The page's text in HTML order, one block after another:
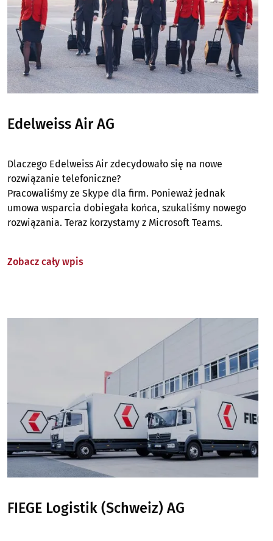
Edelweiss Air AG
Dlaczego Edelweiss Air zdecydowało się na nowe
rozwiązanie telefoniczne?
Pracowaliśmy ze Skype dla firm. Ponieważ jednak
umowa wsparcia dobiegała końca, szukaliśmy nowego
rozwiązania. Teraz korzystamy z Microsoft Teams.
Zobacz cały wpis
FIEGE Logistik (Schweiz) AG